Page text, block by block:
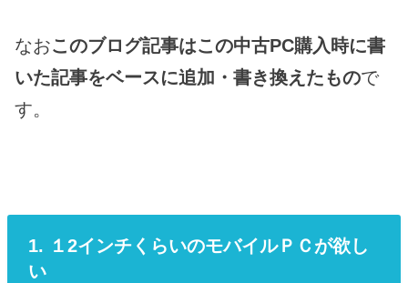
なおこのブログ記事はこの中古PC購入時に書
いた記事をベースに追加・書き換えたもので
す。
1. １2インチくらいのモバイルＰＣが欲し
い